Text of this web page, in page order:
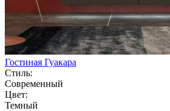
Гостиная Гуакара
Стиль:
Современный
Цвет:
Темный